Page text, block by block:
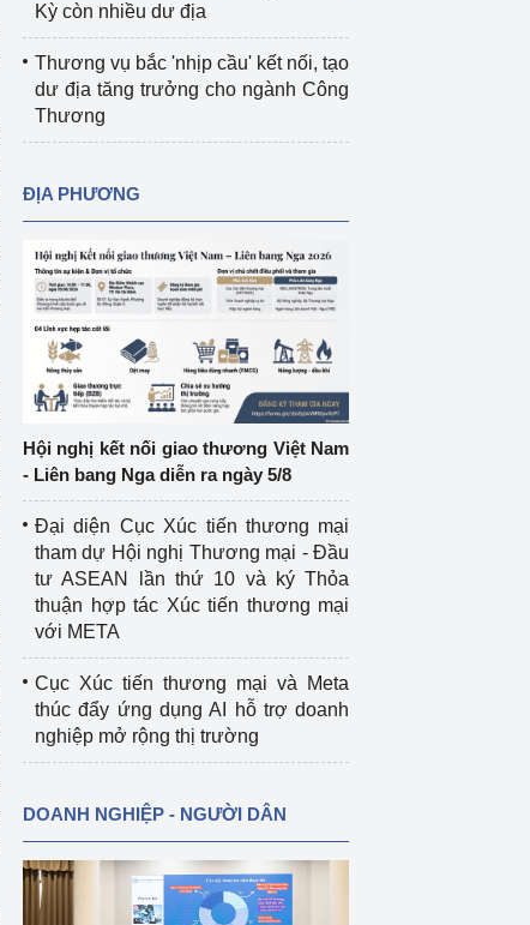
Kỳ còn nhiều dư địa
Thương vụ bắc 'nhịp cầu' kết nối, tạo
dư địa tăng trưởng cho ngành Công
Thương
ĐỊA PHƯƠNG
Hội nghị kết nối giao thương Việt Nam
- Liên bang Nga diễn ra ngày 5/8
Đại diện Cục Xúc tiến thương mại
tham dự Hội nghị Thương mại - Đầu
tư ASEAN lần thứ 10 và ký Thỏa
thuận hợp tác Xúc tiến thương mại
với META
Cục Xúc tiến thương mại và Meta
thúc đẩy ứng dụng AI hỗ trợ doanh
nghiệp mở rộng thị trường
DOANH NGHIỆP - NGƯỜI DÂN